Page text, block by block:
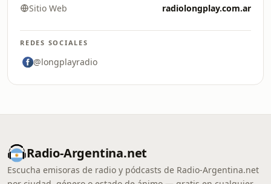
Sitio Web radiolongplay.com.ar
REDES SOCIALES
@longplayradio
Radio-Argentina.net
Escucha emisoras de radio y pódcasts de Radio-Argentina.net